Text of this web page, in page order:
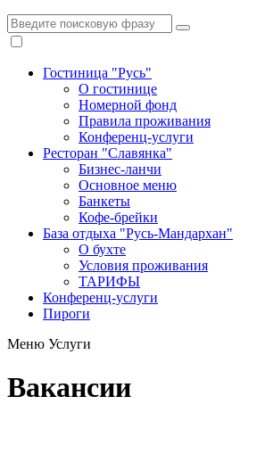
Гостиница "Русь"
О гостинице
Номерной фонд
Правила проживания
Конференц-услуги
Ресторан "Славянка"
Бизнес-ланчи
Основное меню
Банкеты
Кофе-брейки
База отдыха "Русь-Мандархан"
О бухте
Условия проживания
ТАРИФЫ
Конференц-услуги
Пироги
Меню Услуги
Вакансии